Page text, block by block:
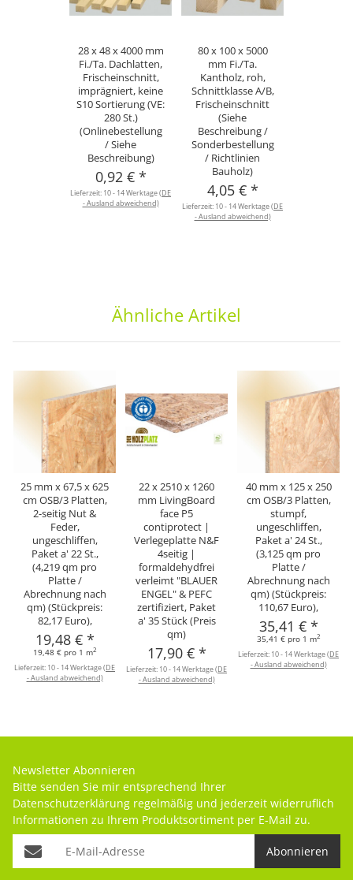
28 x 48 x 4000 mm
Fi./Ta. Dachlatten,
Frischeinschnitt,
imprägniert, keine
S10 Sortierung (VE:
280 St.)
(Onlinebestellung
/ Siehe
Beschreibung)
0,92 € *
Lieferzeit: 10 - 14 Werktage(DE
- Ausland abweichend)
80 x 100 x 5000
mm Fi./Ta.
Kantholz, roh,
Schnittklasse A/B,
Frischeinschnitt
(Siehe
Beschreibung /
Sonderbestellung
/ Richtlinien
Bauholz)
4,05 € *
Lieferzeit: 10 - 14 Werktage(DE
- Ausland abweichend)
Ähnliche Artikel
25 mm x 67,5 x 625
cm OSB/3 Platten,
2-seitig Nut &
Feder,
ungeschliffen,
Paket a' 22 St.,
(4,219 qm pro
Platte /
Abrechnung nach
qm) (Stückpreis:
82,17 Euro),
19,48 € *
19,48 € pro 1 m2
Lieferzeit: 10 - 14 Werktage(DE
- Ausland abweichend)
22 x 2510 x 1260
mm LivingBoard
face P5
contiprotect |
Verlegeplatte N&F
4seitig |
formaldehydfrei
verleimt "BLAUER
ENGEL" & PEFC
zertifiziert, Paket
a' 35 Stück (Preis
qm)
17,90 € *
Lieferzeit: 10 - 14 Werktage(DE
- Ausland abweichend)
40 mm x 125 x 250
cm OSB/3 Platten,
stumpf,
ungeschliffen,
Paket a' 24 St.,
(3,125 qm pro
Platte /
Abrechnung nach
qm) (Stückpreis:
110,67 Euro),
35,41 € *
35,41 € pro 1 m2
Lieferzeit: 10 - 14 Werktage(DE
- Ausland abweichend)
Newsletter Abonnieren
Bitte senden Sie mir entsprechend Ihrer
Datenschutzerklärung regelmäßig und jederzeit widerruflich
Informationen zu Ihrem Produktsortiment per E-Mail zu.
Abonnieren